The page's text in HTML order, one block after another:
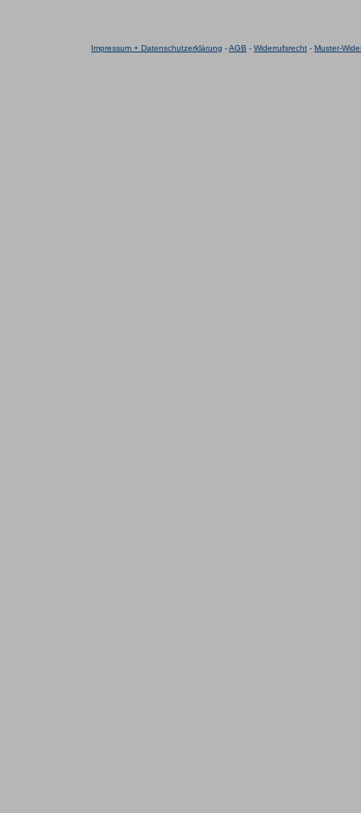
Impressum + Datenschutzerklärung -AGB - Widerrufsrecht - Muster-